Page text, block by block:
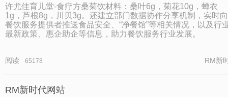
许尤佳育儿堂-食疗方桑菊饮材料：桑叶6g，菊花10g，蝉衣
1g，芦根8g，川贝3g。还建立部门数据协作分享机制，实时向
餐饮服务提供者推送食品安全、“净餐馆”等相关情况，以及行
最新政策、惠企助企等信息，助力餐饮服务行业发展。
阅读 65178 RM新
RM新时代网站